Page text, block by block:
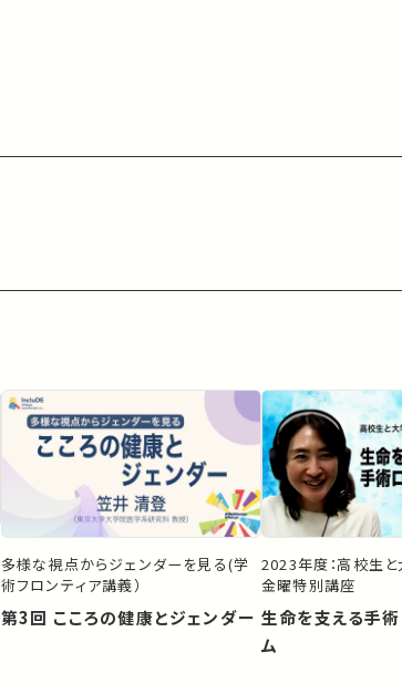
多様な視点からジェンダーを見る(学
術フロンティア講義）
第3回 こころの健康とジェンダー
2023年度：高校生
金曜特別講座
生命を支える手
ム